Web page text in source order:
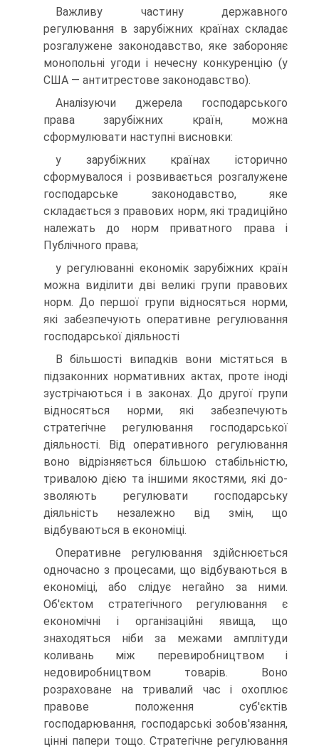
Важливу частину державного
регулювання в зарубіжних країнах складає
розгалужене законодавство, яке забороняє
монопольні уго­ди і нечесну конкуренцію (у
США — антитрестове законодавство).
Аналізуючи джерела господарського
права зарубіжних країн, можна
сформулювати наступні висновки:
у зарубіжних країнах історично
сформувалося і розвивається розгалужене
господарське законодавство, яке
складається з правових норм, які традиційно
належать до норм приватного права і
Публічного права;
у регулюванні економік зарубіжних країн
можна виділити дві великі групи правових
норм. До першої групи відносяться норми,
які забезпечують оперативне регулювання
господарської діяльності
В більшості випадків вони містяться в
підзаконних нормативних актах, проте іноді
зустрічаються і в законах. До другої групи
відно­сяться норми, які забезпечують
стратегічне регулювання господар­ської
діяльності. Від оперативного регулювання
воно відрізняється більшою стабільністю,
тривалою дією та іншими якостями, які до­
зволяють регулювати господарську
діяльність незалежно від змін, що
відбуваються в економіці.
Оперативне регулювання здійснюється
одночасно з процесами, що відбуваються в
економіці, або слідує негайно за ними.
Об'єктом стратегічного регулювання є
економічні і організаційні явища, що
знаходяться ніби за межами амплітуди
коливань між перевиробни­цтвом і
недовиробництвом товарів. Воно
розраховане на тривалий час і охоплює
правове положення суб'єктів
господарювання, госпо­дарські зобов'язання,
цінні папери тощо. Стратегічне регулювання